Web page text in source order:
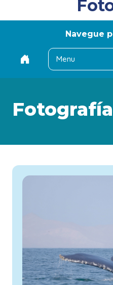
Navegue
Menu